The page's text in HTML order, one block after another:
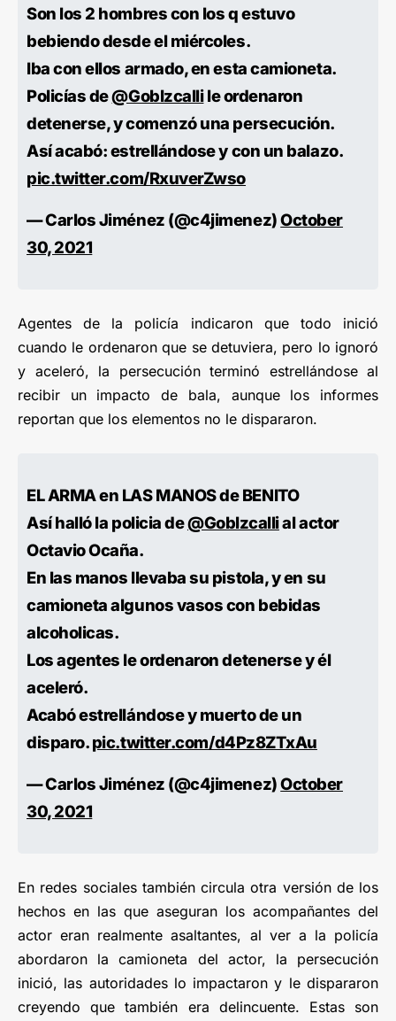
Son los 2 hombres con los q estuvo
bebiendo desde el miércoles.
Iba con ellos armado, en esta camioneta.
Policías de@GobIzcallile ordenaron
detenerse, y comenzó una persecución.
Así acabó: estrellándose y con un balazo.
pic.twitter.com/RxuverZwso
— Carlos Jiménez (@c4jimenez)October
30, 2021
Agentes de la policía indicaron que todo inició
cuando le ordenaron que se detuviera, pero lo ignoró
y aceleró, la persecución terminó estrellándose al
recibir un impacto de bala, aunque los informes
reportan que los elementos no le dispararon.
EL ARMA en LAS MANOS de BENITO
Así halló la policia de@GobIzcallial actor
Octavio Ocaña.
En las manos llevaba su pistola, y en su
camioneta algunos vasos con bebidas
alcoholicas.
Los agentes le ordenaron detenerse y él
aceleró.
Acabó estrellándose y muerto de un
disparo.pic.twitter.com/d4Pz8ZTxAu
— Carlos Jiménez (@c4jimenez)October
30, 2021
En redes sociales también circula otra versión de los
hechos en las que aseguran los acompañantes del
actor eran realmente asaltantes, al ver a la policía
abordaron la camioneta del actor, la persecución
inició, las autoridades lo impactaron y le dispararon
creyendo que también era delincuente. Estas son